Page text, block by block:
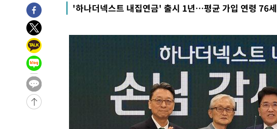
-30407초 전 >
미 사업체 일자리, 7월에 2.3만개 순감하고 그 전 2개월 10.3만개
하향수정 (2보)
-29855초 전 >
-25718초 전 >
[속보]이 대통령 "부동산 공급 기존 사고방식 매달리지 말고 과감히
실천"
-24803초 전 >
이란, "오만과 '중앙 단일 루트' 합의…북쪽 인바운드·남쪽 아웃바
운드는 임시"
-16371초 전 >
"낮 기온 소폭 하락"…수도권 폭염중대경보, 폭염경보로 하향
-16335초 전 >
[속보]이 대통령, '호우피해' 안동·의성 관할 4개 면 특별재난지역
선포
-16298초 전 >
[단독]중수청 지원 검사들, 정원 초과 시 낮은 계급 임용…희망지 못
갈 수도
-14269초 전 >
낮 최고 37도 찜통더위…곳곳 소나기·강원 많은 비[내일날씨]
SK하이닉스, 용인·청주 팹에 54조 투자…"AI 메모리 수요 선제 대
'하나더넥스트 내집연금' 출시 1년…평균 가입 연령 76세